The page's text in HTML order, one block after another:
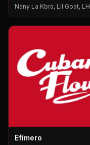
Nany La Kbra, Lil Goat, LH
Efímero